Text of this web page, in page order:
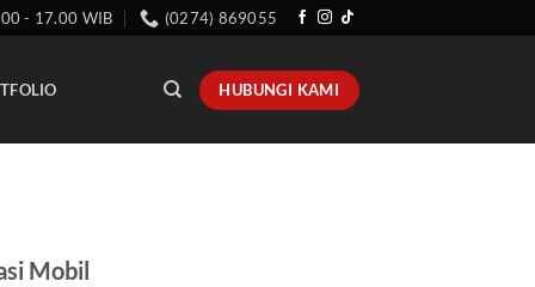
- 17.00 WIB (0274) 869055
HUBUNGI KAMI
Mobil